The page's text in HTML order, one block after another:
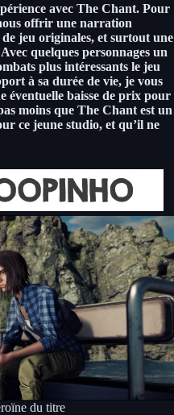
avec The Chant. Pour
offrir une narration
jeu originales, et surtout une
quelques personnages un
plus intéressants le jeu
à sa durée de vie, je vous
éventuelle baisse de prix pour
moins que The Chant est un
ce jeune studio, et qu’il ne
du titre